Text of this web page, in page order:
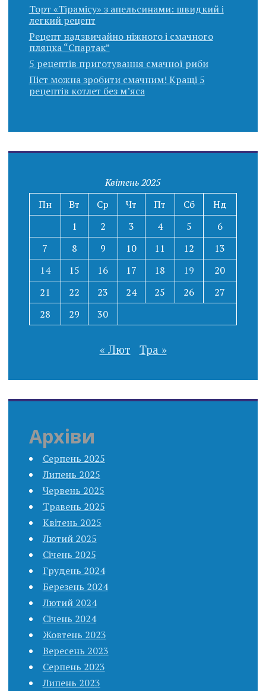
Торт «Тірамісу» з апельсинами: швидкий і
легкий рецепт
Рецепт надзвичайно ніжного і смачного
пляцка “Спартак”
5 рецептів приготування смачної риби
Піст можна зробити смачним! Кращі 5
рецептів котлет без м’яса
Квітень 2025
Пн
Вт Ср Чт Пт Сб
Нд
1
2 3 4 5
6
7
8 9 10 11 12
13
14
15 16 17 18 19
20
21
22 23 24 25 26
27
28
29 30
« Лют Тра »
Архіви
Серпень 2025
Липень 2025
Червень 2025
Травень 2025
Квітень 2025
Лютий 2025
Січень 2025
Грудень 2024
Березень 2024
Лютий 2024
Січень 2024
Жовтень 2023
Вересень 2023
Серпень 2023
Липень 2023